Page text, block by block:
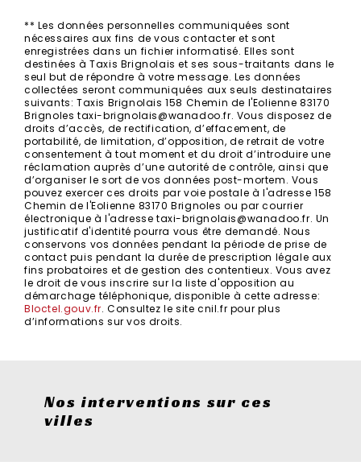
** Les données personnelles communiquées sont
nécessaires aux fins de vous contacter et sont
enregistrées dans un fichier informatisé. Elles sont
destinées à Taxis Brignolais et ses sous-traitants dans le
seul but de répondre à votre message. Les données
collectées seront communiquées aux seuls destinataires
suivants: Taxis Brignolais 158 Chemin de l'Eolienne 83170
Brignoles taxi-brignolais@wanadoo.fr. Vous disposez de
droits d’accès, de rectification, d’effacement, de
portabilité, de limitation, d’opposition, de retrait de votre
consentement à tout moment et du droit d’introduire une
réclamation auprès d’une autorité de contrôle, ainsi que
d’organiser le sort de vos données post-mortem. Vous
pouvez exercer ces droits par voie postale à l'adresse 158
Chemin de l'Eolienne 83170 Brignoles ou par courrier
électronique à l'adresse taxi-brignolais@wanadoo.fr. Un
justificatif d'identité pourra vous être demandé. Nous
conservons vos données pendant la période de prise de
contact puis pendant la durée de prescription légale aux
fins probatoires et de gestion des contentieux. Vous avez
le droit de vous inscrire sur la liste d'opposition au
démarchage téléphonique, disponible à cette adresse:
Bloctel.gouv.fr. Consultez le site cnil.fr pour plus
d’informations sur vos droits.
Nos interventions sur ces
villes